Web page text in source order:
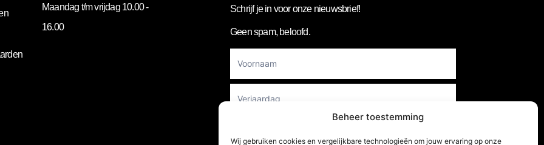
Beheer toestemming
Wij gebruiken cookies en vergelijkbare technologieën om jouw ervaring op onze
Maandag t/m vrijdag 10.00 -
16.00
Schrijf je in voor onze nieuwsbrief!
Geen spam, beloofd.
Newsletter